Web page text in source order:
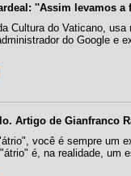
''Assim levamos a
Cultura do Vaticano, usa
do Google e
Artigo de Gianfranco
você é sempre um
é, na realidade, um